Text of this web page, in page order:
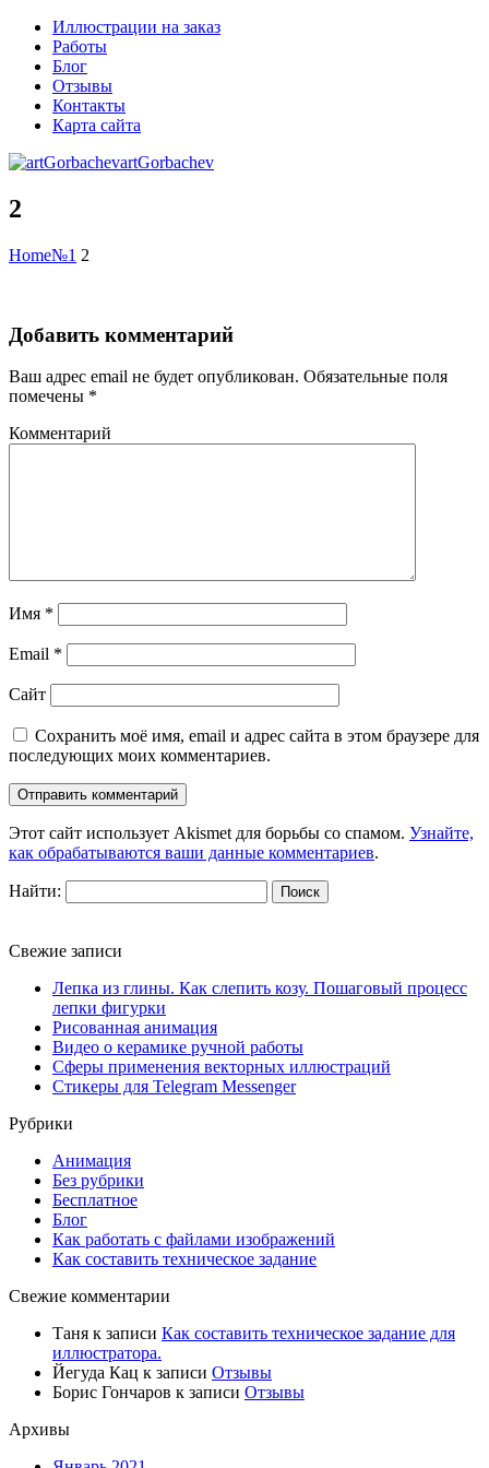
Иллюстрации на заказ
Работы
Блог
Отзывы
Контакты
Карта сайта
artGorbachev
2
Home№1 2
Добавить комментарий
Ваш адрес email не будет опубликован. Обязательные поля
помечены *
Комментарий
Имя *
Email *
Сайт
Сохранить моё имя, email и адрес сайта в этом браузере для
последующих моих комментариев.
Этот сайт использует Akismet для борьбы со спамом. Узнайте,
как обрабатываются ваши данные комментариев.
Найти:
Свежие записи
Лепка из глины. Как слепить козу. Пошаговый процесс
лепки фигурки
Рисованная анимация
Видео о керамике ручной работы
Сферы применения векторных иллюстраций
Стикеры для Telegram Messenger
Рубрики
Анимация
Без рубрики
Бесплатное
Блог
Как работать с файлами изображений
Как составить техническое задание
Свежие комментарии
Таня к записи Как составить техническое задание для
иллюстратора.
Йегуда Кац к записи Отзывы
Борис Гончаров к записи Отзывы
Архивы